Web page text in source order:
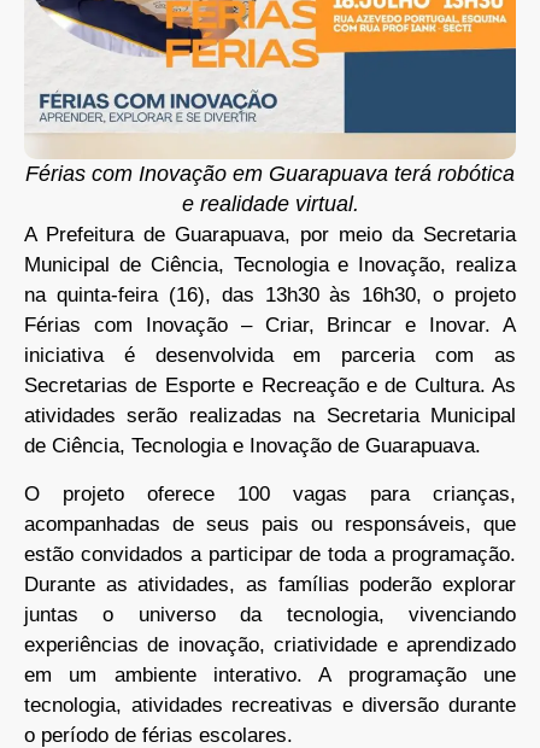
Férias com Inovação em Guarapuava terá robótica
e realidade virtual.
A Prefeitura de Guarapuava, por meio da Secretaria
Municipal de Ciência, Tecnologia e Inovação, realiza
na quinta-feira (16), das 13h30 às 16h30, o projeto
Férias com Inovação – Criar, Brincar e Inovar. A
iniciativa é desenvolvida em parceria com as
Secretarias de Esporte e Recreação e de Cultura. As
atividades serão realizadas na Secretaria Municipal
de Ciência, Tecnologia e Inovação de Guarapuava.
O projeto oferece 100 vagas para crianças,
acompanhadas de seus pais ou responsáveis, que
estão convidados a participar de toda a programação.
Durante as atividades, as famílias poderão explorar
juntas o universo da tecnologia, vivenciando
experiências de inovação, criatividade e aprendizado
em um ambiente interativo. A programação une
tecnologia, atividades recreativas e diversão durante
o período de férias escolares.